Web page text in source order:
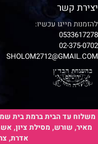
יצירת קשר
להזמנות חייגו עכשיו:
0533617278
02-375-0702
SHOLOM2712@GMAIL.COM
משלוח עד הבית ברמת בית
מאיר, שורש, מסילת ציון,
אדרת,